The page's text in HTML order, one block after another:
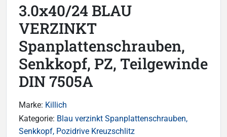
3.0x40/24 BLAU
VERZINKT
Spanplattenschrauben,
Senkkopf, PZ, Teilgewinde
DIN 7505A
Marke: Killich
Kategorie: Blau verzinkt Spanplattenschrauben,
Senkkopf, Pozidrive Kreuzschlitz